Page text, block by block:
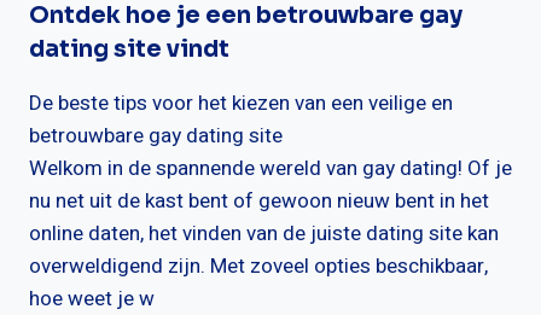
Ontdek hoe je een betrouwbare gay
dating site vindt
De beste tips voor het kiezen van een veilige en
betrouwbare gay dating site
Welkom in de spannende wereld van gay dating! Of je
nu net uit de kast bent of gewoon nieuw bent in het
online daten, het vinden van de juiste dating site kan
overweldigend zijn. Met zoveel opties beschikbaar,
hoe weet je w